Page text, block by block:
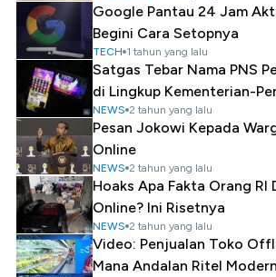
Google Pantau 24 Jam
Begini Cara Setopnya
TECH 1 tahun yang lalu
Satgas Tebar Nama PNS
di Lingkup Kementerian-
NEWS 2 tahun yang lalu
Pesan Jokowi Kepada
Online
NEWS 2 tahun yang lalu
Hoaks Apa Fakta Orang RI
Online? Ini Risetnya
NEWS 2 tahun yang lalu
Video: Penjualan Toko
Mana Andalan Ritel